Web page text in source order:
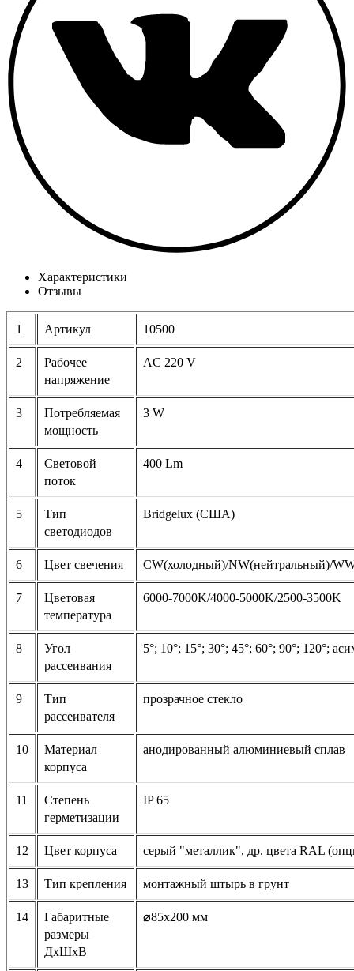
Характеристики
Отзывы
1 Артикул 10500
2
Рабочее
напряжение
AC 220 V
3
Потребляемая
мощность
3 W
4
Световой
поток
400 Lm
5
Тип
светодиодов
Bridgelux (США)
6 Цвет свечения CW(холодный)/NW(нейтральный)/
7
Цветовая
температура
6000-7000K/4000-5000K/2500-3500K
8
Угол
рассеивания
5°; 10°; 15°; 30°; 45°; 60°; 90°; 120°;
9
Тип
рассеивателя
прозрачное стекло
10
Материал
корпуса
анодированный алюминиевый сплав
11
Степень
герметизации
IP 65
12 Цвет корпуса серый "металлик", др. цвета RAL
13 Тип крепления монтажный штырь в грунт
14
Габаритные
размеры
ДхШхВ
⌀85х200 мм